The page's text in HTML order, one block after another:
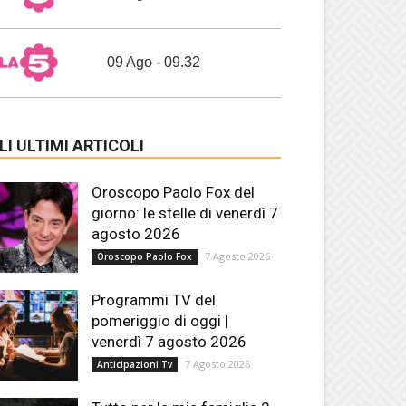
09 Ago - 09.32
ULTIMI ARTICOLI
Oroscopo Paolo Fox del
giorno: le stelle di venerdì 7
agosto 2026
Oroscopo Paolo Fox 7 Agosto 2026
Programmi TV del
pomeriggio di oggi |
venerdì 7 agosto 2026
Anticipazioni Tv 7 Agosto 2026